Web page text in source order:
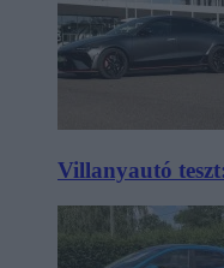
Villanyautó